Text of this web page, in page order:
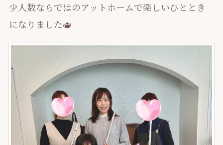
少人数ならではのアットホームで楽しいひととき
になりました🫖